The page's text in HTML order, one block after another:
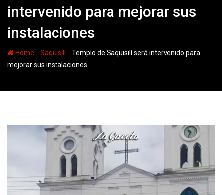
intervenido para mejorar sus
instalaciones
Home -Saquisilí-Templo de Saquisilí será intervenido para
mejorar sus instalaciones